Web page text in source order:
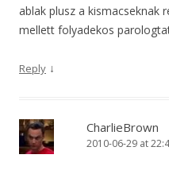
ablak plusz a kismacseknak
mellett folyadekos
Reply ↓
CharlieBrown
2010-06-29 at